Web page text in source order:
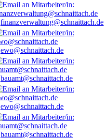
finanzverwaltung@schnaittach.de
ewo@schnaittach.de
bauamt@schnaittach.de
ewo@schnaittach.de
bauamt@schnaittach.de